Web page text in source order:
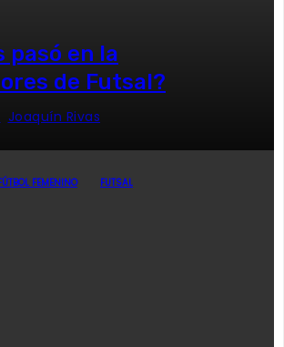
pasó en la
de Futsal?
Joaquín Rivas
FEMENINO FUTSAL